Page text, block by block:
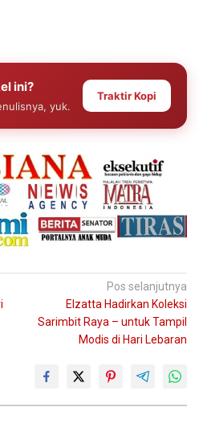
ini?
yuk.
Traktir Kopi
Pos selanjutnya
Elzatta Hadirkan Koleksi
Sarimbit Raya – untuk Tampil
Modis di Hari Lebaran